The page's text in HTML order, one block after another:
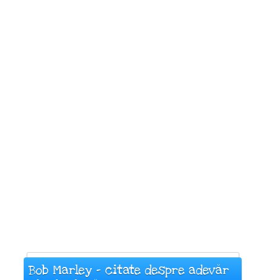
Bob Marley - citate despre adevăr